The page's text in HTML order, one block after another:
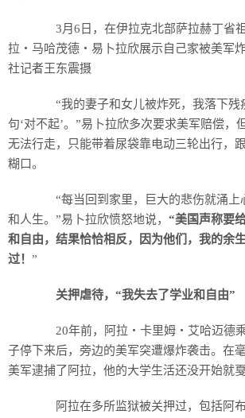
3月6日，在伊拉克北部萨拉赫丁省
拉・马哈茂德・易卜拉欣展示自己家被美军
社记者王东震摄
“我的妻子和女儿被炸死，我落下残
句‘对不起’。”易卜拉欣多次要求美军赔偿，
无法行走，只能带着尿袋靠电动三轮出行，
糊口。
“每当回到家里，巨大的悲伤就涌上
和人生。”易卜拉欣愤怒地说， “美国声称要
和自由，结果恰恰相反，因为他们，我的余
过！ ”
关押虐待，“我失去了学业和自由”
20年前，阿拉・卡里姆・艾哈迈德
子停下来后，旁边的美军突遭爆炸袭击。在
美军逮捕了阿拉，他的大学生活还没开始就戛
阿拉在多所监狱被关押过，包括阿布